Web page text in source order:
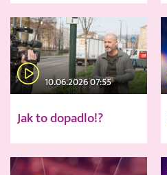
10.06.2026 07:55
Jak to dopadlo!?